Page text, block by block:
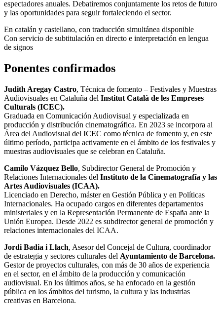
espectadores anuales. Debatiremos conjuntamente los retos de futuro
y las oportunidades para seguir fortaleciendo el sector.
En catalán y castellano, con traducción simultánea disponible
Con servicio de subtitulación en directo e interpretación en lengua
de signos
Ponentes confirmados
Judith Aregay Castro, Técnica de fomento – Festivales y Muestras
Audiovisuales en Cataluña del Institut Català de les Empreses
Culturals (ICEC).
Graduada en Comunicación Audiovisual y especializada en
producción y distribución cinematográfica. En 2023 se incorpora al
Área del Audiovisual del ICEC como técnica de fomento y, en este
último período, participa activamente en el ámbito de los festivales y
muestras audiovisuales que se celebran en Cataluña.
Camilo Vázquez Bello, Subdirector General de Promoción y
Relaciones Internacionales del Instituto de la Cinematografía y las
Artes Audiovisuales (ICAA).
Licenciado en Derecho, máster en Gestión Pública y en Políticas
Internacionales. Ha ocupado cargos en diferentes departamentos
ministeriales y en la Representación Permanente de España ante la
Unión Europea. Desde 2022 es subdirector general de promoción y
relaciones internacionales del ICAA.
Jordi Badia i Llach, Asesor del Concejal de Cultura, coordinador
de estrategia y sectores culturales del Ayuntamiento de Barcelona.
Gestor de proyectos culturales, con más de 30 años de experiencia
en el sector, en el ámbito de la producción y comunicación
audiovisual. En los últimos años, se ha enfocado en la gestión
pública en los ámbitos del turismo, la cultura y las industrias
creativas en Barcelona.